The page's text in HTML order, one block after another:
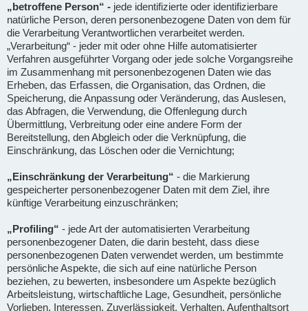
„betroffene Person“ - jede identifizierte oder identifizierbare
natürliche Person, deren personenbezogene Daten von dem für
die Verarbeitung Verantwortlichen verarbeitet werden.
„Verarbeitung“ - jeder mit oder ohne Hilfe automatisierter
Verfahren ausgeführter Vorgang oder jede solche Vorgangsreihe
im Zusammenhang mit personenbezogenen Daten wie das
Erheben, das Erfassen, die Organisation, das Ordnen, die
Speicherung, die Anpassung oder Veränderung, das Auslesen,
das Abfragen, die Verwendung, die Offenlegung durch
Übermittlung, Verbreitung oder eine andere Form der
Bereitstellung, den Abgleich oder die Verknüpfung, die
Einschränkung, das Löschen oder die Vernichtung;
„Einschränkung der Verarbeitung“ - die Markierung
gespeicherter personenbezogener Daten mit dem Ziel, ihre
künftige Verarbeitung einzuschränken;
„Profiling“ - jede Art der automatisierten Verarbeitung
personenbezogener Daten, die darin besteht, dass diese
personenbezogenen Daten verwendet werden, um bestimmte
persönliche Aspekte, die sich auf eine natürliche Person
beziehen, zu bewerten, insbesondere um Aspekte bezüglich
Arbeitsleistung, wirtschaftliche Lage, Gesundheit, persönliche
Vorlieben, Interessen, Zuverlässigkeit, Verhalten, Aufenthaltsort